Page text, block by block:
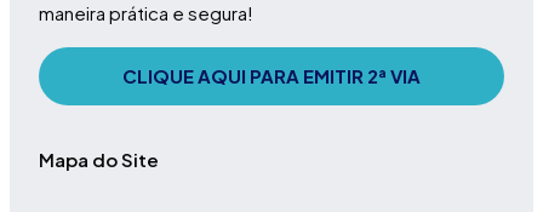
maneira prática e segura!
CLIQUE AQUI PARA EMITIR 2ª VIA
Mapa do Site